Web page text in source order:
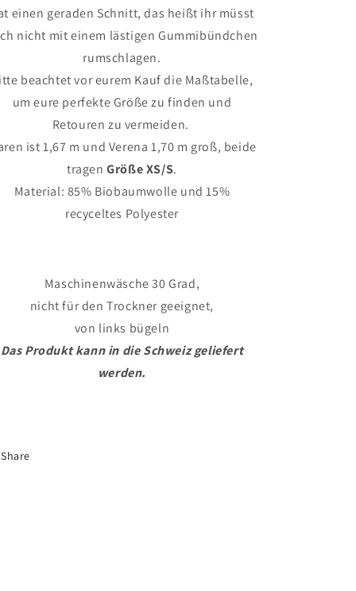
einen geraden Schnitt, das heißt ihr müsst
nicht mit einem lästigen Gummibündchen
rumschlagen.
beachtet vor eurem Kauf die Maßtabelle,
um eure perfekte Größe zu finden und
Retouren zu vermeiden.
ist 1,67 m und Verena 1,70 m groß, beide
tragenGröße XS/S.
Material: 85% Biobaumwolle und 15%
recyceltes Polyester
Maschinenwäsche 30 Grad,
nicht für den Trockner geeignet,
von links bügeln
Das Produkt kann in die Schweiz geliefert
werden.
Share